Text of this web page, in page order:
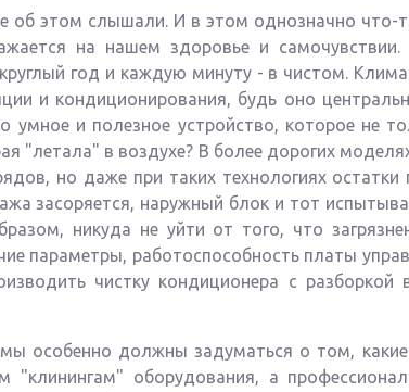
об этом слышали. И в этом однозначно что-
на нашем здоровье и
год и каждую минуту - в чистом.
и кондиционирования, будь оно
и полезное устройство, которое не
"летала" в воздухе? В более дорогих
но даже при таких технологиях
засоряется, наружный блок и тот
никуда не уйти от того, что
параметры, работоспособность платы
чистку кондиционера с разборкой
особенно должны задуматься о том,
оборудования, а